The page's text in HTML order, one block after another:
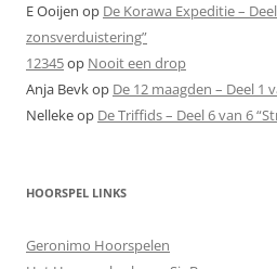
E Ooijen op De Korawa Expeditie –
zonsverduistering”
12345op Nooit een drop
Anja Bevkop De 12 maagden – Deel 1
Nellekeop De Triffids – Deel 6 van 6
HOORSPEL LINKS
Geronimo Hoorspelen